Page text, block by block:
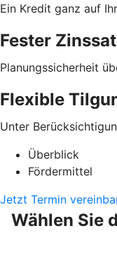
Ein Kredit ganz auf
Fester
Planungssicherheit
Flexible
Unter
Überblick
Fördermittel
Jetzt Termin
Wählen Sie